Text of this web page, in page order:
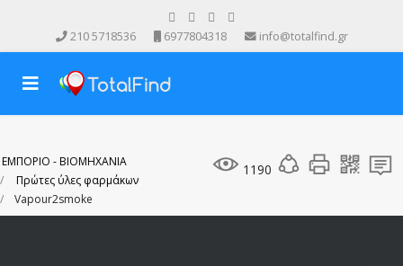
210 5718536 6977804318 info@totalfind.gr
1190
ΕΜΠΟΡΙΟ - ΒΙΟΜΗΧΑΝΙΑ
Πρώτες ύλες φαρμάκων
Vapour2smoke